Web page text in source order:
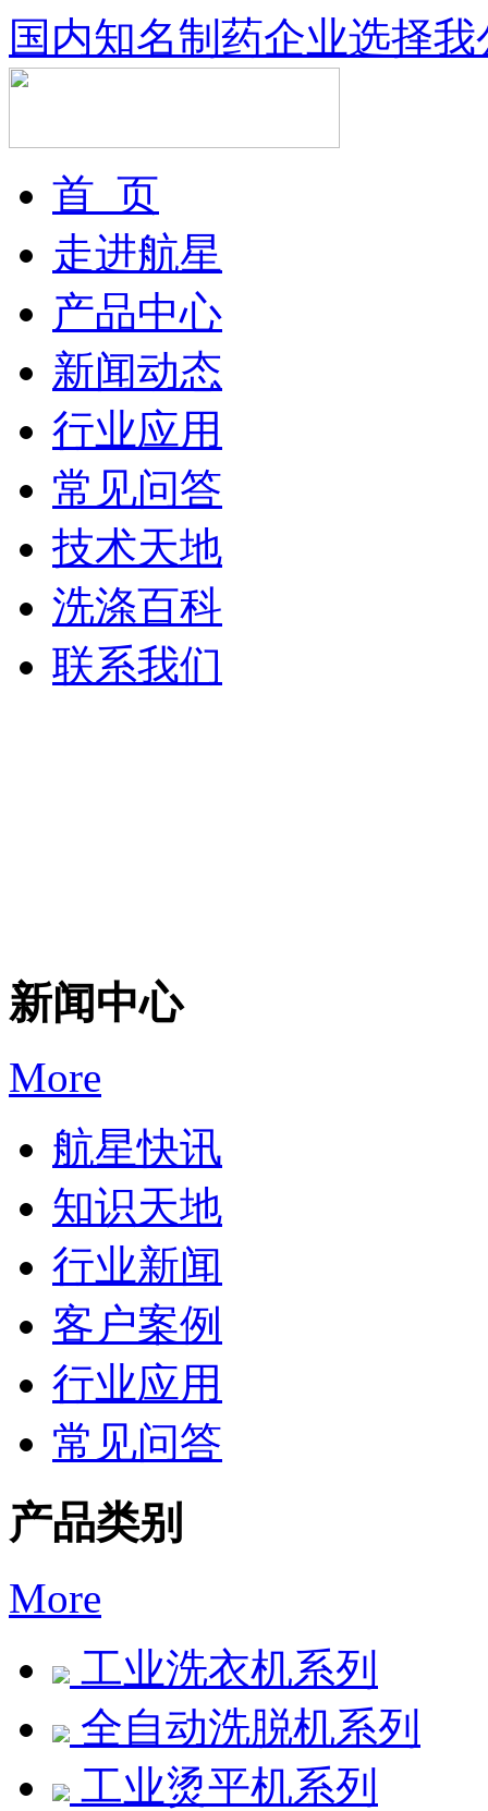
国内知名制药企业选择
首 页
走进航星
产品中心
新闻动态
行业应用
常见问答
技术天地
洗涤百科
联系我们
新闻中心
More
航星快讯
知识天地
行业新闻
客户案例
行业应用
常见问答
产品类别
More
工业洗衣机系列
全自动洗脱机系列
工业烫平机系列